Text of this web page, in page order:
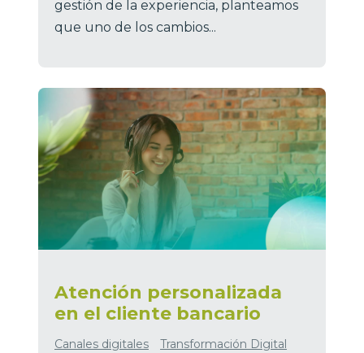
gestión de la experiencia, planteamos
que uno de los cambios...
Atención personalizada
en el cliente bancario
Canales digitales Transformación Digital